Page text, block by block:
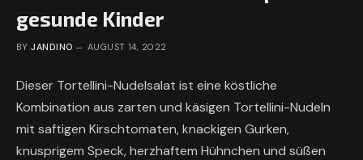
gesunde Kinder
BY JANDINO AUGUST 14, 2022
Dieser Tortellini-Nudelsalat ist eine köstliche
Kombination aus zarten und käsigen Tortellini-Nudeln
mit saftigen Kirschtomaten, knackigen Gurken,
knusprigem Speck, herzhaftem Hühnchen und süßen